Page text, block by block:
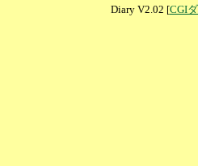
Diary V2.02 [CGI